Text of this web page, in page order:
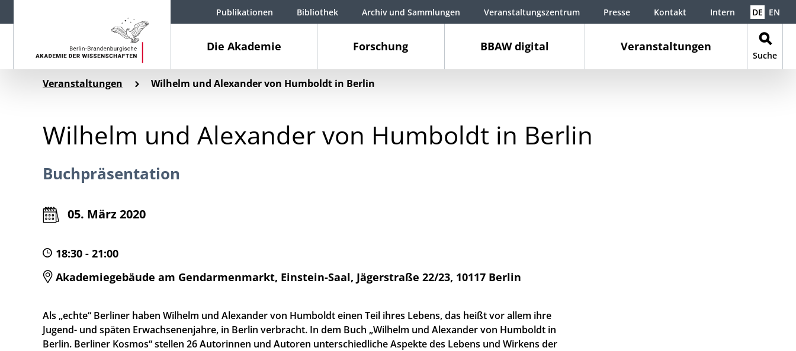
Die Akademie Forschung BBAW digital Veranstaltungen
Suche
Publikationen Bibliothek Archiv und Sammlungen Veranstaltungszentrum Presse Kontakt Intern DE EN
Veranstaltungen Wilhelm und Alexander von Humboldt in Berlin
Wilhelm und Alexander von Humboldt in Berlin
Buchpräsentation
05. März 2020
18:30 - 21:00
Akademiegebäude am Gendarmenmarkt, Einstein-Saal, Jägerstraße 22/23, 10117 Berlin
Als „echte“ Berliner haben Wilhelm und Alexander von Humboldt einen Teil ihres Lebens, das heißt vor allem ihre
Jugend- und späten Erwachsenenjahre, in Berlin verbracht. In dem Buch „Wilhelm und Alexander von Humboldt in
Berlin. Berliner Kosmos“ stellen 26 Autorinnen und Autoren unterschiedliche Aspekte des Lebens und Wirkens der